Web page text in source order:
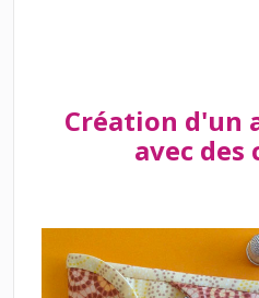
Création d'un
avec des